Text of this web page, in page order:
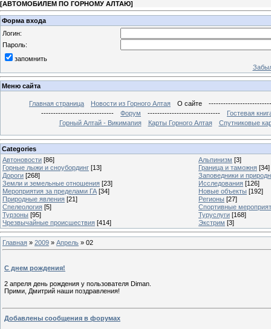
[АВТОМОБИЛЕМ ПО ГОРНОМУ АЛТАЮ]
Форма входа
Логин:
Пароль:
запомнить
Меню сайта
Главная страница Новости из Горного Алтая О сайте
------------------------------
Форум ------------------------------
Гостевая
Горный Алтай - Викимапия
Карты Горного Алтая Спутниковые
Categories
Автоновости [86] Альпинизм [3]
Горные лыжи и сноубординг [13] Граница и таможня [34]
Дороги [268]
Заповедники и
Земли и земельные отношения [23] Исследования [126]
Мероприятия за пределами ГА [34] Новые объекты [192]
Природные явления [21] Регионы [27]
Спелеология [5]
Спортивные
Турзоны [95] Туруслуги [168]
Чрезвычайные происшествия [414] Экстрим [3]
Главная » 2009 » Апрель » 02
С днем рождения!
2 апреля день рождения у пользователя Diman.
Прими, Дмитрий наши поздравления!
Добавлены сообщения в форумах